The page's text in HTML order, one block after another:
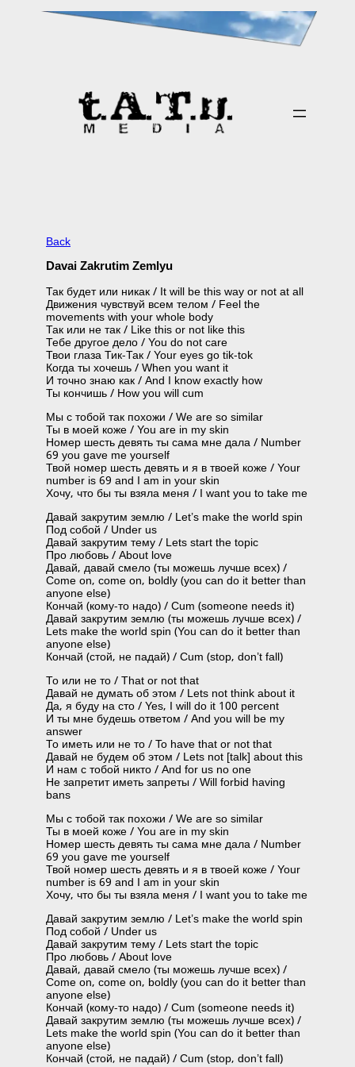
Back
Davai Zakrutim Zemlyu
Так будет или никак / It will be this way or not at all
Движения чувствуй всем телом / Feel the
movements with your whole body
Так или не так / Like this or not like this
Тебе другое дело / You do not care
Твои глаза Тик-Так / Your eyes go tik-tok
Когда ты хочешь / When you want it
И точно знаю как / And I know exactly how
Ты кончишь / How you will cum
Мы с тобой так похожи / We are so similar
Ты в моей коже / You are in my skin
Номер шесть девять ты сама мне дала / Number
69 you gave me yourself
Твой номер шесть девять и я в твоей коже / Your
number is 69 and I am in your skin
Хочу, что бы ты взяла меня / I want you to take me
Давай закрутим землю / Let’s make the world spin
Под собой / Under us
Давай закрутим тему / Lets start the topic
Про любовь / About love
Давай, давай смело (ты можешь лучше всех) /
Come on, come on, boldly (you can do it better than
anyone else)
Кончай (кому-то надо) / Cum (someone needs it)
Давай закрутим землю (ты можешь лучше всех) /
Lets make the world spin (You can do it better than
anyone else)
Кончай (стой, не падай) / Cum (stop, don’t fall)
То или не то / That or not that
Давай не думать об этом / Lets not think about it
Да, я буду на сто / Yes, I will do it 100 percent
И ты мне будешь ответом / And you will be my
answer
То иметь или не то / To have that or not that
Давай не будем об этом / Lets not [talk] about this
И нам с тобой никто / And for us no one
Не запретит иметь запреты / Will forbid having
bans
Мы с тобой так похожи / We are so similar
Ты в моей коже / You are in my skin
Номер шесть девять ты сама мне дала / Number
69 you gave me yourself
Твой номер шесть девять и я в твоей коже / Your
number is 69 and I am in your skin
Хочу, что бы ты взяла меня / I want you to take me
Давай закрутим землю / Let’s make the world spin
Под собой / Under us
Давай закрутим тему / Lets start the topic
Про любовь / About love
Давай, давай смело (ты можешь лучше всех) /
Come on, come on, boldly (you can do it better than
anyone else)
Кончай (кому-то надо) / Cum (someone needs it)
Давай закрутим землю (ты можешь лучше всех) /
Lets make the world spin (You can do it better than
anyone else)
Кончай (стой, не падай) / Cum (stop, don’t fall)